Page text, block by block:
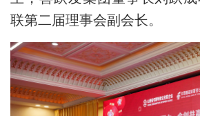
联第二届理事会副会长。